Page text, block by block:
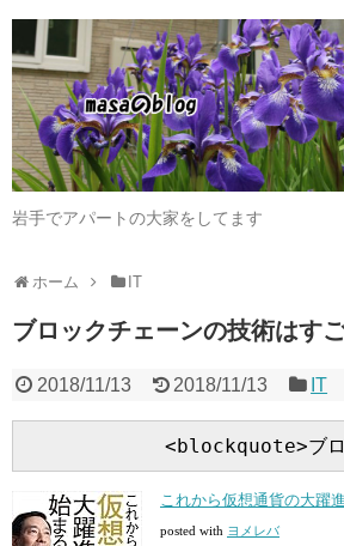
岩手でアパートの大家をしてます
ホーム IT
ブロックチェーンの技術はす
2018/11/13 2018/11/13 IT
これから仮想通貨の大躍
posted with ヨメレバ